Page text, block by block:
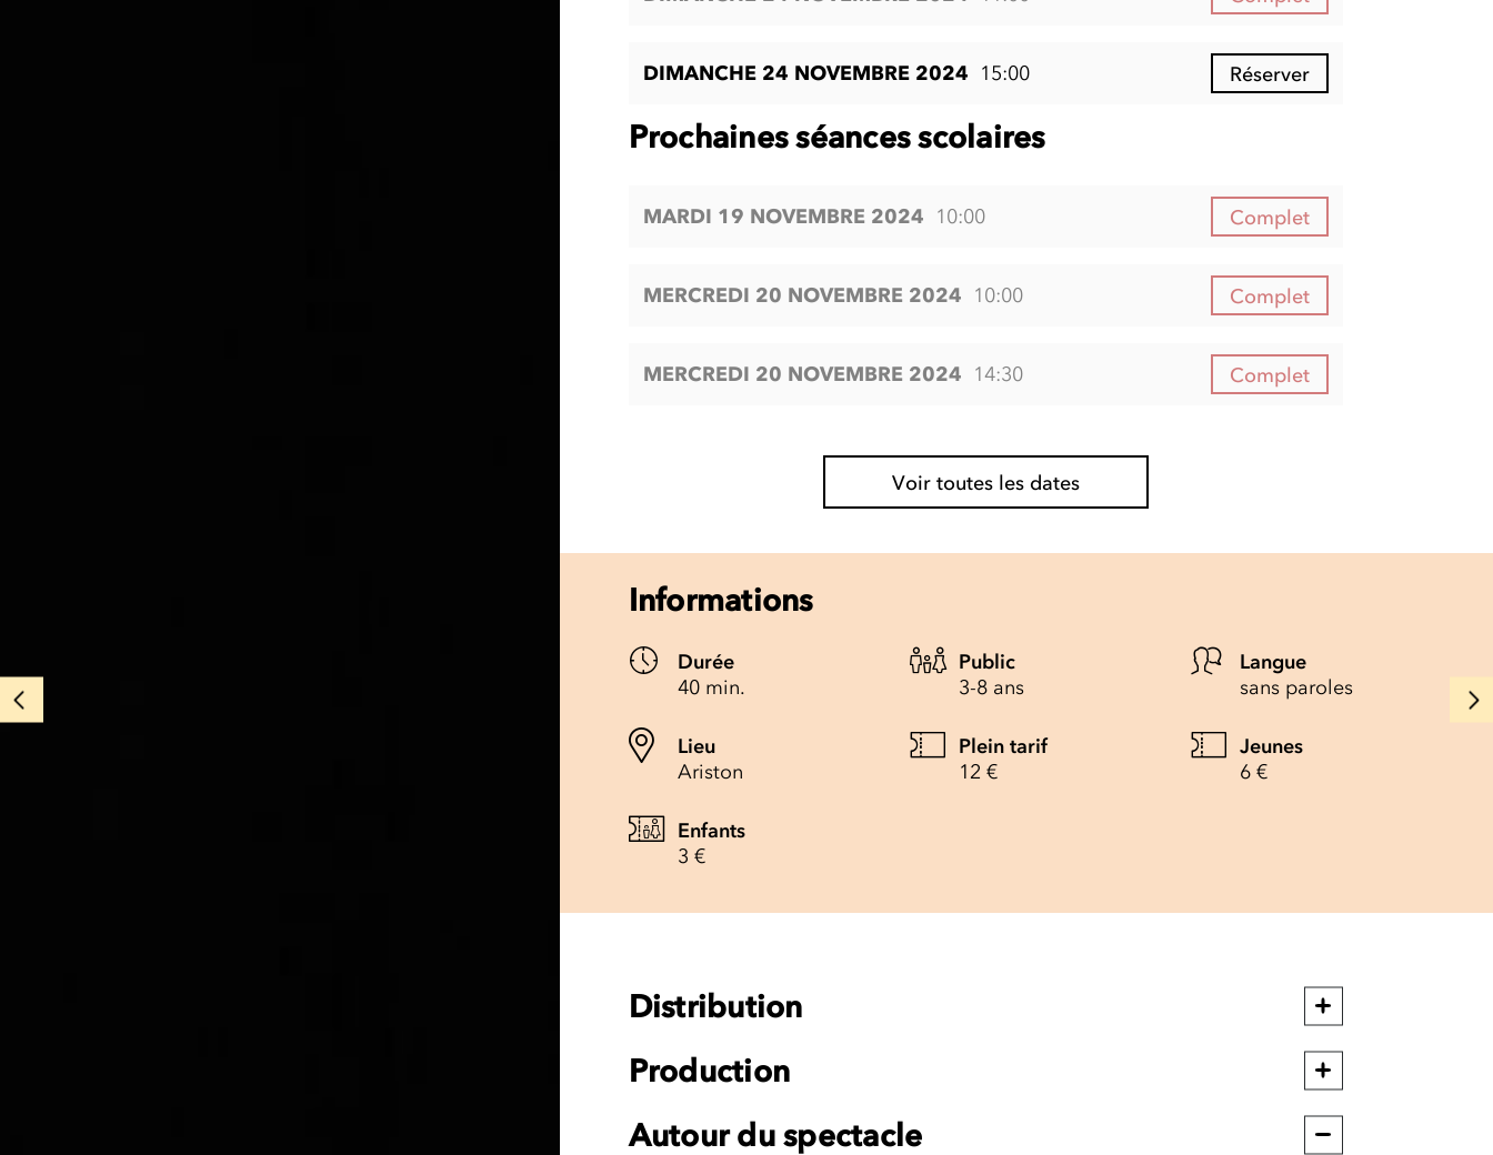
DIMANCHE 24 NOVEMBRE 2024 15:00 Réserver
Prochaines séances scolaires
MARDI 19 NOVEMBRE 2024 10:00 Complet
MERCREDI 20 NOVEMBRE 2024 10:00 Complet
MERCREDI 20 NOVEMBRE 2024 14:30 Complet
Voir toutes les dates
Informations
Durée
40 min.
Public
3-8 ans
Langue
sans paroles
Lieu
Ariston
Plein tarif
12 €
Jeunes
6 €
Enfants
3 €
Distribution
Production
Autour du spectacle